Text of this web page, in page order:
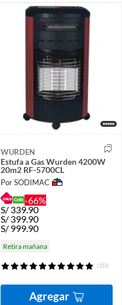
WURDEN
Estufa a Gas Wurden 4200W
20m2 RF-5700CL
Por SODIMAC
-66%
S/ 339.90
S/ 399.90
S/ 999.90
Retira mañana
(352)
Agregar